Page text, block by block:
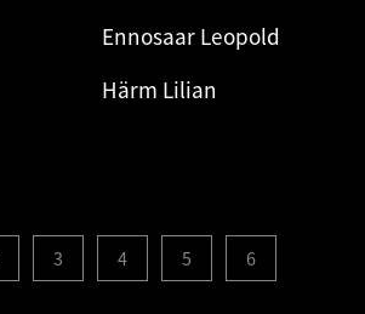
Ennosaar Leopold
Härm Lilian
3 4 5 6